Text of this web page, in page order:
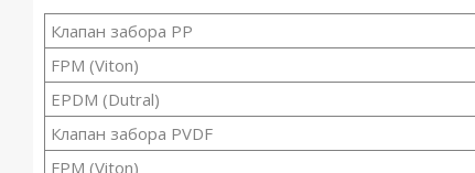
Клапан забора PP
FPM (Viton)
EPDM (Dutral)
Клапан забора PVDF
FPM (Viton)